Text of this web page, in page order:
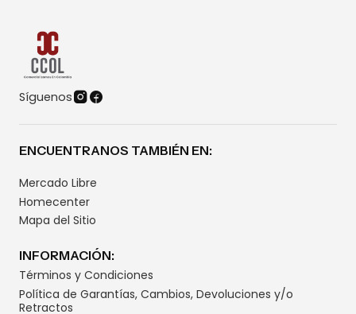
Síguenos
ENCUENTRANOS TAMBIÉN EN:
Mercado Libre
Homecenter
Mapa del Sitio
INFORMACIÓN:
Términos y Condiciones
Política de Garantías, Cambios, Devoluciones y/o
Retractos